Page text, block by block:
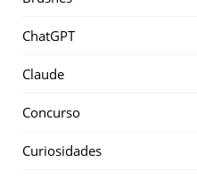
ChatGPT
Claude
Concurso
Curiosidades